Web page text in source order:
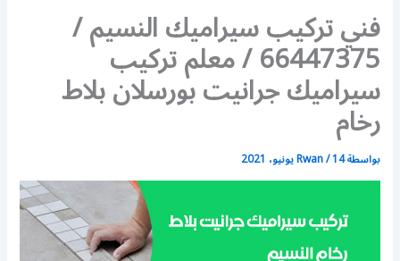
فني تركيب سيراميك النسيم /
66447375 / معلم تركيب
سيراميك جرانيت بورسلان بلاط
رخام
بواسطة Rwan/14 يونيو، 2021